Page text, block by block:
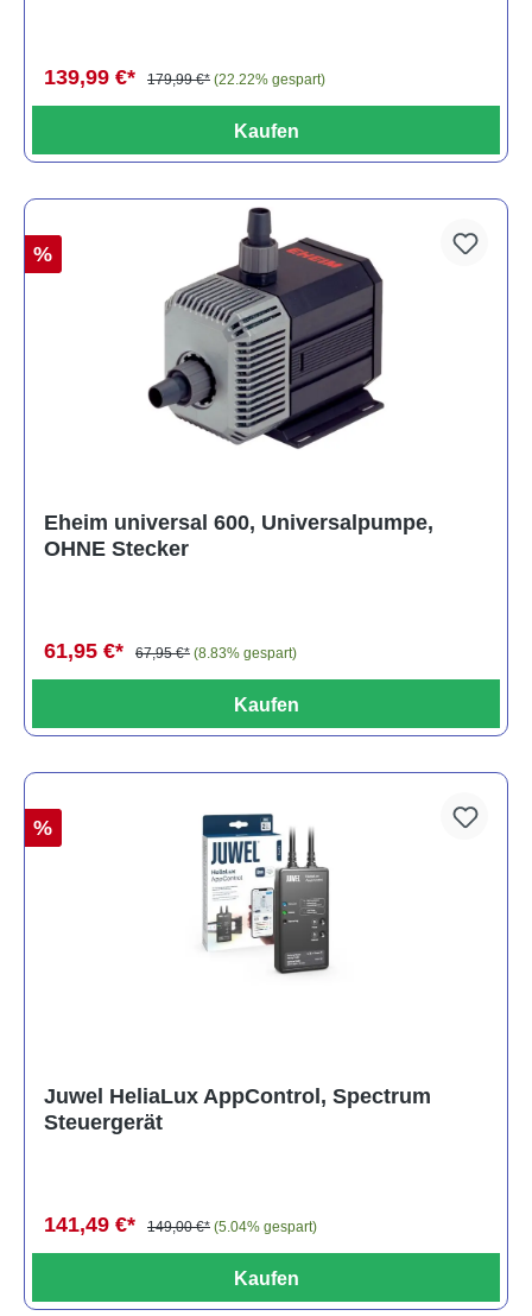
139,99 €* 179,99 €* (22.22% gespart)
Kaufen
%
Eheim universal 600, Universalpumpe,
OHNE Stecker
61,95 €* 67,95 €* (8.83% gespart)
Kaufen
%
Juwel HeliaLux AppControl, Spectrum
Steuergerät
141,49 €* 149,00 €* (5.04% gespart)
Kaufen